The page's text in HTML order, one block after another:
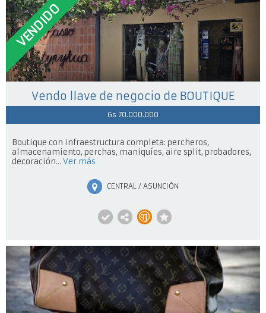
VENDIDO
Vendo llave de negocio de BOUTIQUE
Gs 70.000.000
Boutique con infraestructura completa: percheros,
almacenamiento, perchas, maniquíes, aire split, probadores,
decoración... Ver más
CENTRAL / ASUNCIÓN